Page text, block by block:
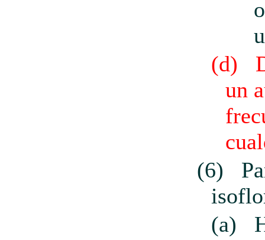
(d)
un
(6)
(a)